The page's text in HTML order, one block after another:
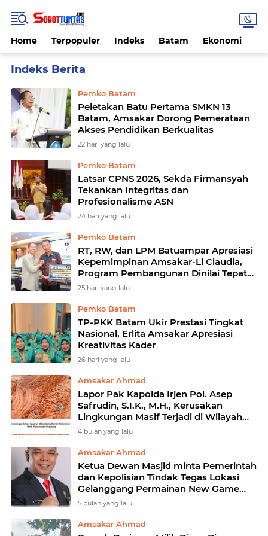
Home Terpopuler Indeks Batam Ekonomi
Pemko Batam
Peletakan Batu Pertama SMKN 13
Batam, Amsakar Dorong Pemerataan
Akses Pendidikan Berkualitas
22 hari yang lalu
Pemko Batam
Latsar CPNS 2026, Sekda Firmansyah
Tekankan Integritas dan
Profesionalisme ASN
24 hari yang lalu
Pemko Batam
RT, RW, dan LPM Batuampar Apresiasi
Kepemimpinan Amsakar-Li Claudia,
Program Pembangunan Dinilai Tepat
Sasaran
25 hari yang lalu
Pemko Batam
TP-PKK Batam Ukir Prestasi Tingkat
Nasional, Erlita Amsakar Apresiasi
Kreativitas Kader
26 hari yang lalu
Amsakar Ahmad
Lapor Pak Kapolda Irjen Pol. Asep
Safrudin, S.I.K., M.H., Kerusakan
Lingkungan Masif Terjadi di Wilayah
Kecamatan Sagulung
4 bulan yang lalu
Amsakar Ahmad
Ketua Dewan Masjid minta Pemerintah
dan Kepolisian Tindak Tegas Lokasi
Gelanggang Permainan New Game
Zone
5 bulan yang lalu
Amsakar Ahmad